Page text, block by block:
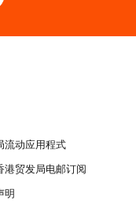
流动应用程式
港贸发局电邮订阅
明